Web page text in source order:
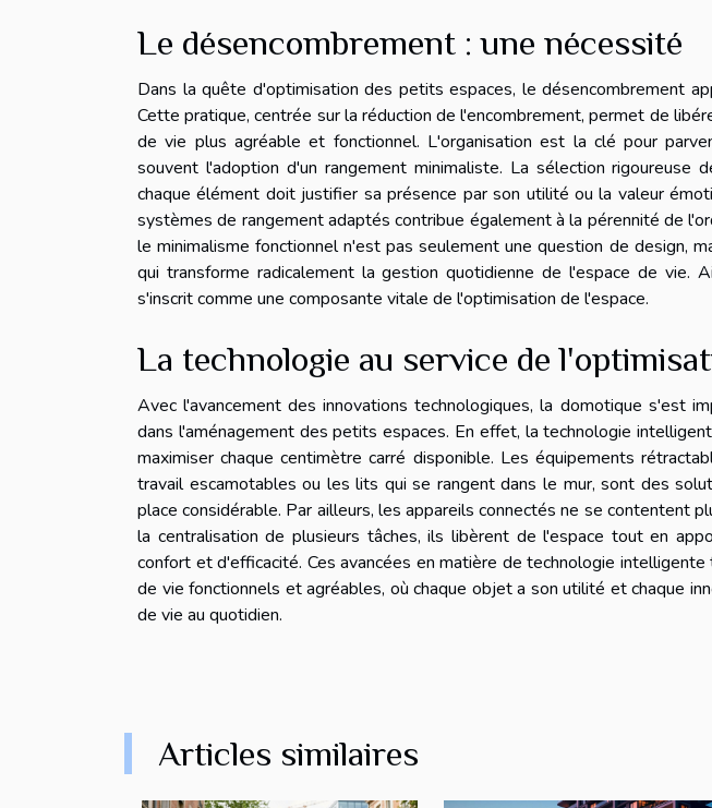
Le désencombrement : une nécessité
Dans la quête d'optimisation des petits espaces, le désencombrement
Cette pratique, centrée sur la réduction de l'encombrement, permet de
de vie plus agréable et fonctionnel. L'organisation est la clé pour
souvent l'adoption d'un rangement minimaliste. La sélection rigoureuse
chaque élément doit justifier sa présence par son utilité ou la valeur
systèmes de rangement adaptés contribue également à la pérennité de
le minimalisme fonctionnel n'est pas seulement une question de design,
qui transforme radicalement la gestion quotidienne de l'espace de vie.
s'inscrit comme une composante vitale de l'optimisation de l'espace.
La technologie au service de
Avec l'avancement des innovations technologiques, la domotique s'est
dans l'aménagement des petits espaces. En effet, la technologie
maximiser chaque centimètre carré disponible. Les équipements
travail escamotables ou les lits qui se rangent dans le mur, sont des
place considérable. Par ailleurs, les appareils connectés ne se contentent
la centralisation de plusieurs tâches, ils libèrent de l'espace tout en
confort et d'efficacité. Ces avancées en matière de technologie
de vie fonctionnels et agréables, où chaque objet a son utilité et chaque
de vie au quotidien.
Articles similaires